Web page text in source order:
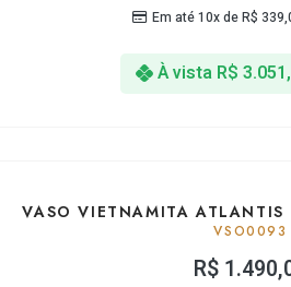
Em até 10x deR$
À vista R$
VASO VIETNAMITA
VSO0093
R$